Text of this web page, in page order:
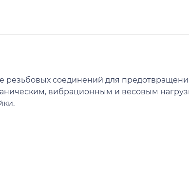
резьбовых соединений для
вибрационным и весовым